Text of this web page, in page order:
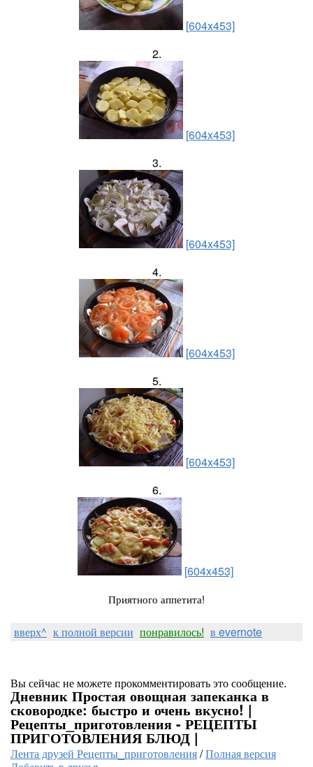
[604x453]
2.
[604x453]
3.
[604x453]
4.
[604x453]
5.
[604x453]
6.
[604x453]
Приятного аппетита!
вверх^ к полной версии понравилось! в evernote
Вы сейчас не можете прокомментировать это сообщение.
Дневник Простая овощная запеканка в
сковородке: быстро и очень вкусно! |
Рецепты_приготовления - РЕЦЕПТЫ
ПРИГОТОВЛЕНИЯ БЛЮД |
Лента друзей Рецепты_приготовления/Полная версия